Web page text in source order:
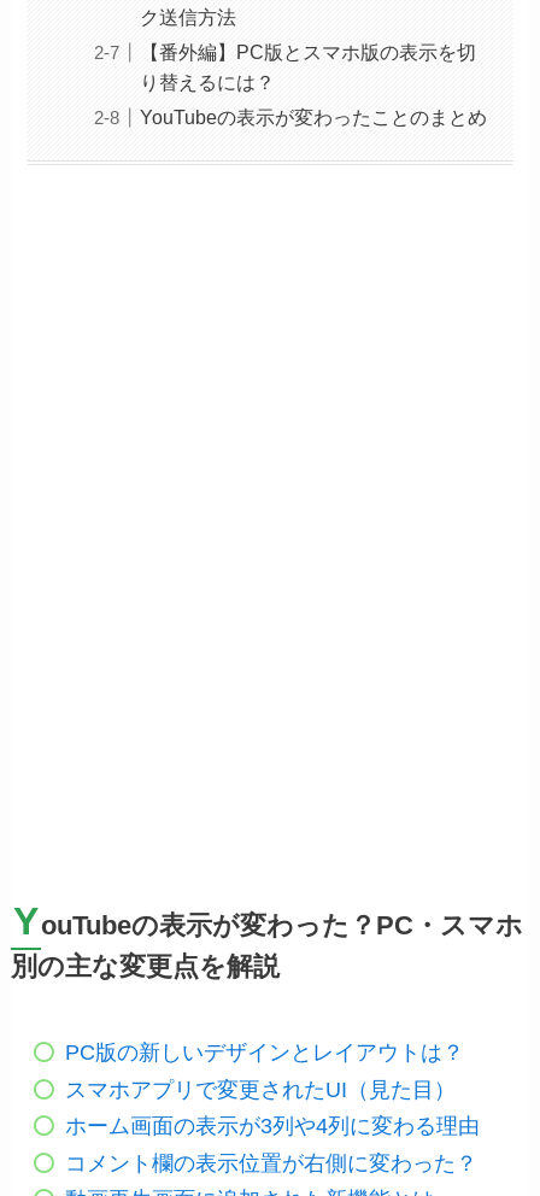
ク送信方法
【番外編】PC版とスマホ版の表示を切
り替えるには？
YouTubeの表示が変わったことのまとめ
YouTubeの表示が変わった？PC・スマホ
別の主な変更点を解説
PC版の新しいデザインとレイアウトは？
スマホアプリで変更されたUI（見た目）
ホーム画面の表示が3列や4列に変わる理由
コメント欄の表示位置が右側に変わった？